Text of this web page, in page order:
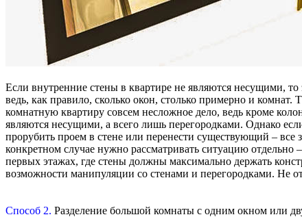
Если внутренние стены в квартире не являются несущими,
ведь, как правило, сколько окон, столько примерно и комнат.
комнатную квартиру совсем несложное дело, ведь кроме
являются несущими, а всего лишь перегородками. Однако
прорубить проем в стене или перенести существующий – все
конкретном случае нужно рассматривать ситуацию
первых этажах, где стены должны максимально держать
возможности манипуляции со стенами и перегородками. Не
Способ 2. Разделение большой комнаты с одним окном или